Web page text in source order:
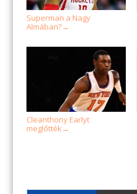
Superman a Nagy
Almában?→
Cleanthony Earlyt
meglőtték→